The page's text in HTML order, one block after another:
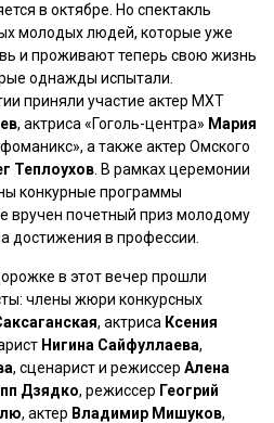
в октябре. Но спектакль
молодых людей, которые уже
и проживают теперь свою жизнь
однажды испытали.
приняли участие актер МХТ
, актриса «Гоголь-центра» Мария
а также актер Омского
Теплоухов . В рамках церемонии
конкурные программы
вручен почетный приз молодому
достижения в профессии.
в этот вечер прошли
члены жюри конкурсных
, актриса Ксения
Нигина Сайфуллаева,
, сценарист и режиссер Алена
Дзядко, режиссер Геогрий
, актер Владимир Мишуков,